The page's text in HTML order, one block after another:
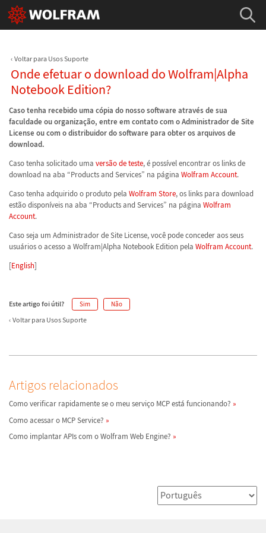
Voltar para Usos Suporte
Onde efetuar o download do Wolfram|Alpha
Notebook Edition?
Caso tenha recebido uma cópia do nosso software através de sua
faculdade ou organização, entre em contato com o Administrador de Site
License ou com o distribuidor do software para obter os arquivos de
download.
Caso tenha solicitado uma versão de teste, é possível encontrar os links de
download na aba “Products and Services” na página Wolfram Account.
Caso tenha adquirido o produto pela Wolfram Store, os links para download
estão disponíveis na aba “Products and Services” na página Wolfram
Account.
Caso seja um Administrador de Site License, você pode conceder aos seus
usuários o acesso a Wolfram|Alpha Notebook Edition pela Wolfram Account.
[English]
Este artigo foi útil? Sim Não
Voltar para Usos Suporte
Artigos relacionados
Como verificar rapidamente se o meu serviço MCP está funcionando?
Como acessar o MCP Service?
Como implantar APIs com o Wolfram Web Engine?